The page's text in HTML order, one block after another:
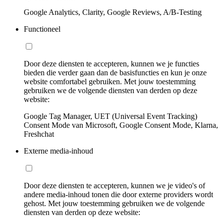
Google Analytics, Clarity, Google Reviews, A/B-Testing
Functioneel
Door deze diensten te accepteren, kunnen we je functies
bieden die verder gaan dan de basisfuncties en kun je onze
website comfortabel gebruiken. Met jouw toestemming
gebruiken we de volgende diensten van derden op deze
website:
Google Tag Manager, UET (Universal Event Tracking)
Consent Mode van Microsoft, Google Consent Mode, Klarna,
Freshchat
Externe media-inhoud
Door deze diensten te accepteren, kunnen we je video's of
andere media-inhoud tonen die door externe providers wordt
gehost. Met jouw toestemming gebruiken we de volgende
diensten van derden op deze website: